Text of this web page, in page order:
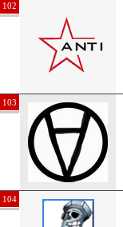
102
103
104